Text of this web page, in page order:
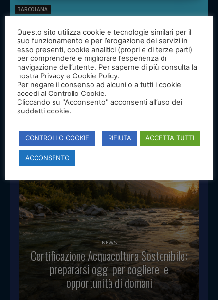
BARCOLANA
MIPAAF Barcolana 2021
NEWS
Certificazione Acquacoltura Sostenibile:
prepararsi oggi per cogliere le
opportunità di domani
Questo sito utilizza cookie e tecnologie similari per il
suo funzionamento e per l’erogazione dei servizi in
esso presenti, cookie analitici (propri e di terze parti)
per comprendere e migliorare l’esperienza di
navigazione dell’utente. Per saperne di più consulta la
nostra Privacy e Cookie Policy.
Per negare il consenso ad alcuni o a tutti i cookie
accedi al Controllo Cookie.
Cliccando su "Acconsento" acconsenti all’uso dei
suddetti cookie.
CONTROLLO COOKIE RIFIUTA ACCETTA TUTTI
ACCONSENTO